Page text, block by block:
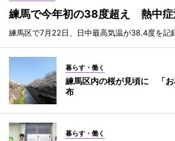
練馬で今年初の38度超え 熱中症
練馬区で7月22日、日中最高気温が38.4度を記
暮らす・働く
練馬区内の桜が見頃に 「お
布
暮らす・働く